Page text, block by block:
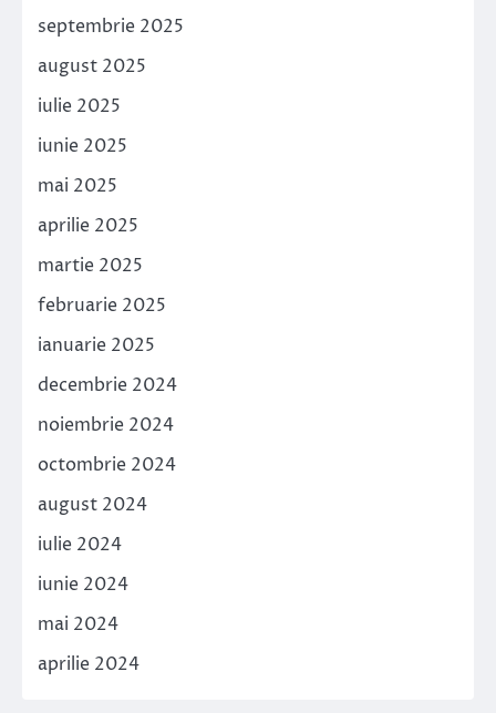
septembrie 2025
august 2025
iulie 2025
iunie 2025
mai 2025
aprilie 2025
martie 2025
februarie 2025
ianuarie 2025
decembrie 2024
noiembrie 2024
octombrie 2024
august 2024
iulie 2024
iunie 2024
mai 2024
aprilie 2024